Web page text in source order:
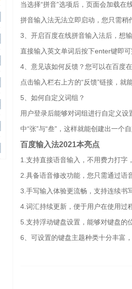
当选择“拼音”选项后，页面会加载
拼音输入法无法立即启动，您只需稍
3、开启百度在线拼音输入法后，想
直接输入英文单词后按下enter键即
4、意见该如何反馈？您可以在百度
点击输入栏右上方的“反馈”链接，就
5、如何自定义词组？
用户登录后能够对词组进行自定义设
中“张”与“叁”，这样就能创建出一个
百度输入法2021本亮点
1.支持直接语音输入，不用费力打字
2.具备语音修改功能，您只需通过语
3.手写输入体验更流畅，支持连续书
4.词汇持续更新，便于用户在使用过
5.支持浮动键盘设置，能够对键盘的
6、可设置的键盘主题种类十分丰富